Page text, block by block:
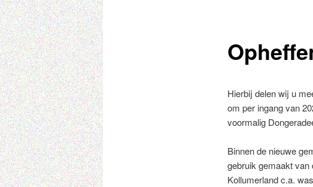
Hierbij delen wij u
om per ingang van
voormalig
Binnen de nieuwe
gebruik gemaakt van
Kollumerland c.a.